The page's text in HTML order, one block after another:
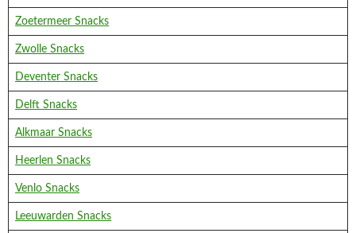
Zoetermeer Snacks
Zwolle Snacks
Deventer Snacks
Delft Snacks
Alkmaar Snacks
Heerlen Snacks
Venlo Snacks
Leeuwarden Snacks